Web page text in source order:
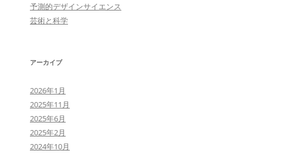
予測的デザインサイエンス
芸術と科学
アーカイブ
2026年1月
2025年11月
2025年6月
2025年2月
2024年10月